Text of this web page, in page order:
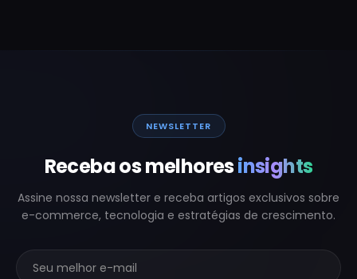
NEWSLETTER
Receba os melhoresinsights
Assine nossa newsletter e receba artigos exclusivos sobre
e-commerce, tecnologia e estratégias de crescimento.